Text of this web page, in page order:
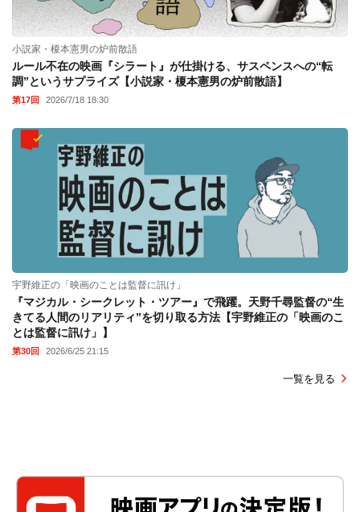
小説家・榎本憲男の炉前散語
ルール不在の映画『シラート』が仕掛ける、サスペンスへの“転
調”というサプライズ【小説家・榎本憲男の炉前散語】
第17回 2026/7/18 18:30
宇野維正の「映画のことは監督に訊け」
『マジカル・シークレット・ツアー』で飛躍。天野千尋監督の“生
きてる人間のリアリティ”を切り取る方法【宇野維正の「映画のこ
とは監督に訊け」】
第30回 2026/6/25 21:15
一覧を見る